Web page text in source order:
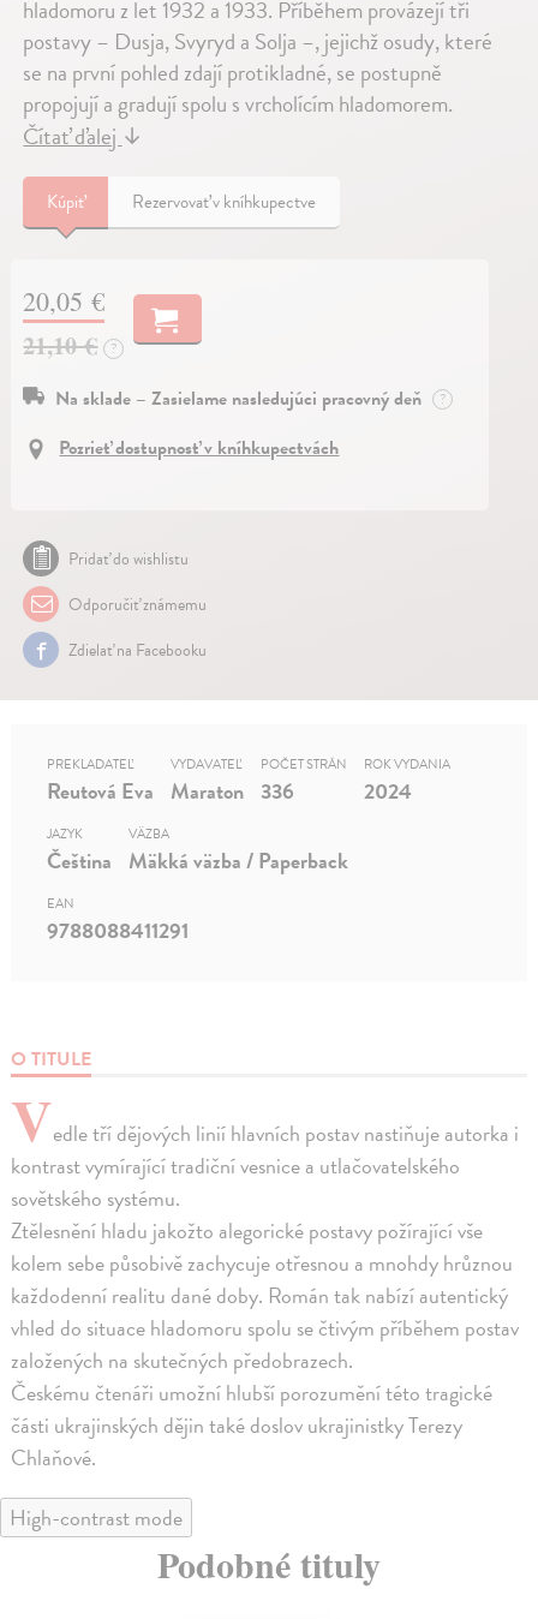
hladomoru z let 1932 a 1933. Příběhem provázejí tři
postavy – Dusja, Svyryd a Solja –, jejichž osudy, které
se na první pohled zdají protikladné, se postupně
propojují a gradují spolu s vrcholícím hladomorem.
Čítať ďalej↓
Kúpiť Rezervovať v kníhkupectve
20,05 €
21,10 €
?
Na sklade – Zasielame nasledujúci pracovný deň ?
Pozrieť dostupnosť v kníhkupectvách
Pridať do wishlistu
Odporučiť známemu
Zdielať na Facebooku
O TITULE
Vedle tří dějových linií hlavních postav nastiňuje autorka i
kontrast vymírající tradiční vesnice a utlačovatelského
sovětského systému.
Ztělesnění hladu jakožto alegorické postavy požírající vše
kolem sebe působivě zachycuje otřesnou a mnohdy hrůznou
každodenní realitu dané doby. Román tak nabízí autentický
vhled do situace hladomoru spolu se čtivým příběhem postav
založených na skutečných předobrazech.
Českému čtenáři umožní hlubší porozumění této tragické
části ukrajinských dějin také doslov ukrajinistky Terezy
Chlaňové.
PREKLADATEĽ
Reutová Eva
VYDAVATEĽ
Maraton
POČET STRÁN
336
ROK VYDANIA
2024
JAZYK
Čeština
VÄZBA
Mäkká väzba / Paperback
EAN
9788088411291
High-contrast mode
Podobné tituly